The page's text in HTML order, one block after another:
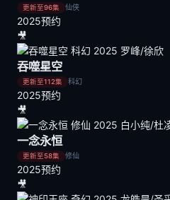
更新至96集 仙侠
2025预约
🎥
吞噬星空
更新至112集 科幻
2025预约
🎥
一念永恒
更新至58集 修仙
2025预约
🎥